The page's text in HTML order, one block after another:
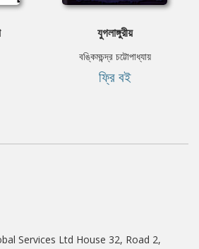
যুগলাঙ্গুরীয়
বঙ্কিমচন্দ্র চট্টোপাধ্যায়
ফ্রি বই
Services Ltd House 32, Road 2,